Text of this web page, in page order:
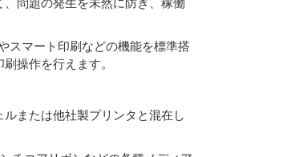
スマート印刷などの機能を標準搭
操作を行えます。
または他社製プリンタと混在し